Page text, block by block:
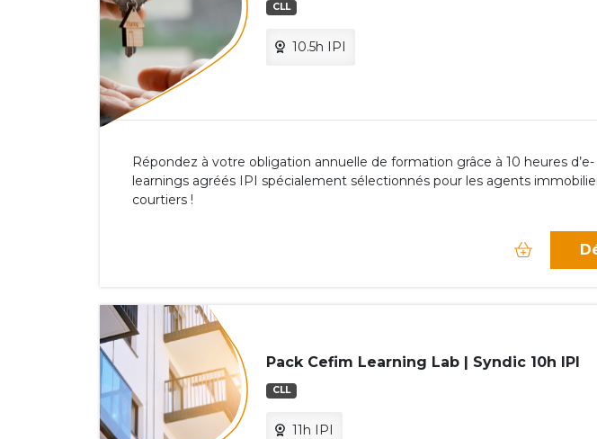
CLL
10.5h IPI
Répondez à votre obligation annuelle de formation grâce à 10 heures d’e-
learnings agréés IPI spécialement sélectionnés pour les agents
courtiers !
Pack Cefim Learning Lab | Syndic 10h IPI
CLL
11h IPI